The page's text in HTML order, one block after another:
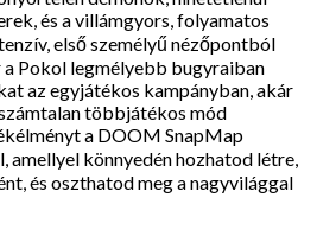
és a villámgyors, folyamatos
első személyű nézőpontból
Pokol legmélyebb bugyraiban
az egyjátékos kampányban, akár
többjátékos mód
a DOOM SnapMap
amellyel könnyedén hozhatod létre,
és oszthatod meg a nagyvilággal